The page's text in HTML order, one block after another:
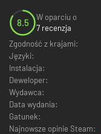
8.5
W oparciu o
7 recenzja
Zgodność z krajami:
Języki:
Instalacja:
Deweloper:
Wydawca:
Data wydania:
Gatunek:
Najnowsze opinie Steam: